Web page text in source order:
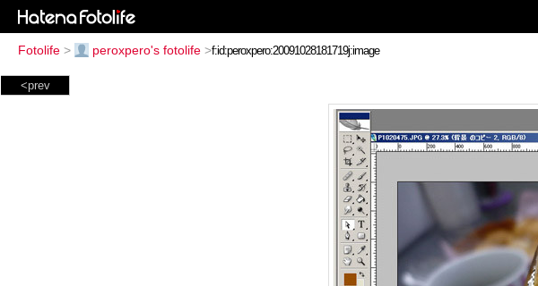
Fotolife > peroxpero's fotolife >
<prev